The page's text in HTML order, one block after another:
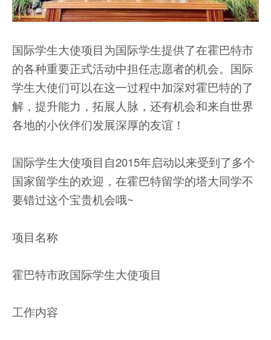
国际学生大使项目为国际学生提供了在霍巴特市
的各种重要正式活动中担任志愿者的机会。国际
学生大使们可以在这一过程中加深对霍巴特的了
解，提升能力，拓展人脉，还有机会和来自世界
各地的小伙伴们发展深厚的友谊！
国际学生大使项目自2015年启动以来受到了多个
国家留学生的欢迎，在霍巴特留学的塔大同学不
要错过这个宝贵机会哦~
项目名称
霍巴特市政国际学生大使项目
工作内容